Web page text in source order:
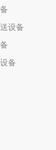
设备
备